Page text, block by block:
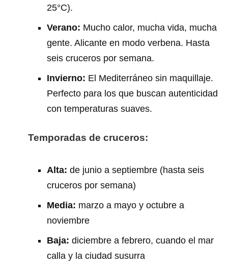
25°C).
Verano: Mucho calor, mucha vida, mucha
gente. Alicante en modo verbena. Hasta
seis cruceros por semana.
Invierno: El Mediterráneo sin maquillaje.
Perfecto para los que buscan autenticidad
con temperaturas suaves.
Temporadas de cruceros:
Alta: de junio a septiembre (hasta seis
cruceros por semana)
Media: marzo a mayo y octubre a
noviembre
Baja: diciembre a febrero, cuando el mar
calla y la ciudad susurra